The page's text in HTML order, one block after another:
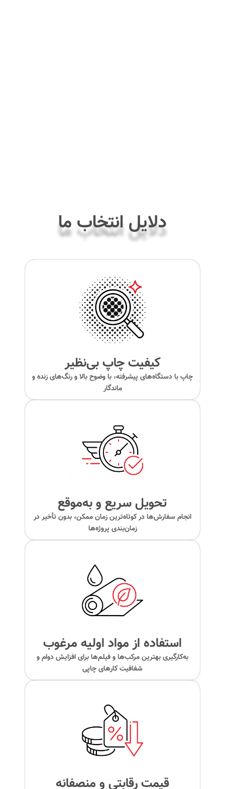
دلایل انتخاب ما
کیفیت چاپ بی‌نظیر
چاپ با دستگاه‌های پیشرفته، با وضوح بالا و رنگ‌های زنده و
ماندگار
تحویل سریع و به‌موقع
انجام سفارش‌ها در کوتاه‌ترین زمان ممکن، بدون تأخیر در
زمان‌بندی پروژه‌ها
استفاده از مواد اولیه مرغوب
به‌کارگیری بهترین مرکب‌ها و فیلم‌ها برای افزایش دوام و
شفافیت کارهای چاپی
قیمت رقابتی و منصفانه